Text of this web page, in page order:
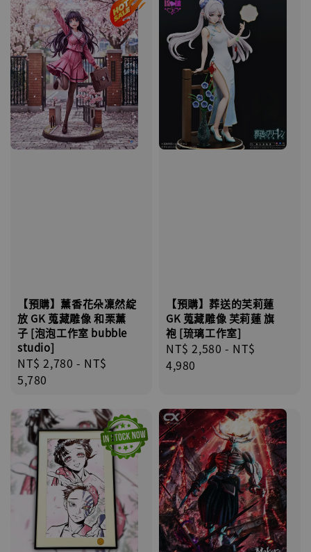
【預購】薰香花朵凜然綻
放 GK 蒐藏雕像 和栗薰
子 [泡泡工作室 bubble
studio]
Regular
price
NT$ 2,780 - NT$
5,780
【預購】葬送的芙莉蓮
GK 蒐藏雕像 芙莉蓮 旗
袍 [琉璃工作室]
Regular
price
NT$ 2,580 - NT$
4,980